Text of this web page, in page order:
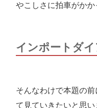
やこしさに拍車がかか
インポートダ
そんなわけで本題の
て見ていきたいと思い